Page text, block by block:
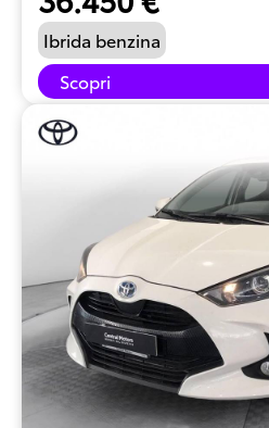
Ibrida benzina
Scopri